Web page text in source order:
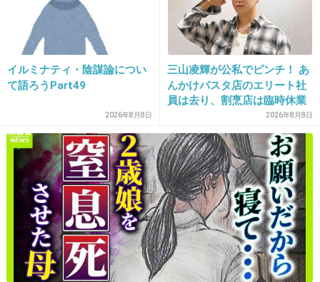
DVD＆BD発売記念イベントに出席した。「（自分を）センターに」とアピ
ールする指原に対し、秋元は「センターを務める人っ...
+1 -6
10. 匿名 2013/04/29(月) 19:19:39
目立った者勝ちなんて、地道に頑張っている子
が可哀想
+39 -6
11. 匿名2013/04/29(月) 19:19:57
イルミナティ・陰謀論につい
て語ろうPart49
2026年8月8日
三山凌輝が公私でピンチ！ あ
んかけパスタ店のエリート社
員は去り、割烹店は臨時休業
2026年8月8日